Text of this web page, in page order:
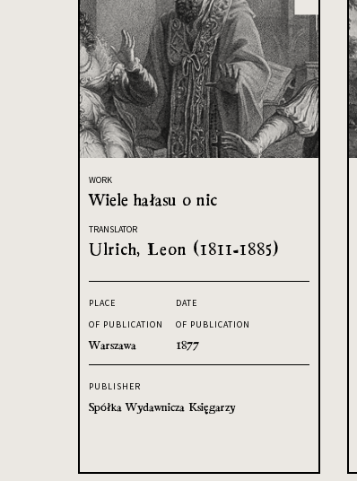
WORK
Wiele hałasu o nic
TRANSLATOR
Ulrich, Leon (1811-1885)
PLACE
OF PUBLICATION
Warszawa
DATE
OF PUBLICATION
1877
PUBLISHER
Spółka Wydawnicza Księgarzy